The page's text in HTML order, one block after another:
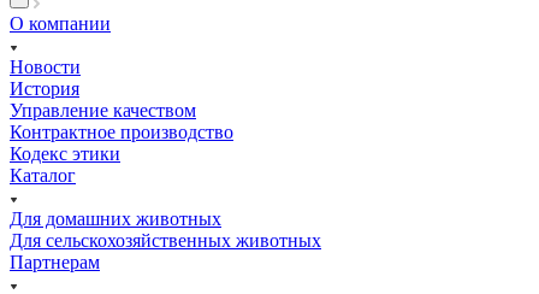
О компании
Новости
История
Управление качеством
Контрактное производство
Кодекс этики
Каталог
Для домашних животных
Для сельскохозяйственных животных
Партнерам